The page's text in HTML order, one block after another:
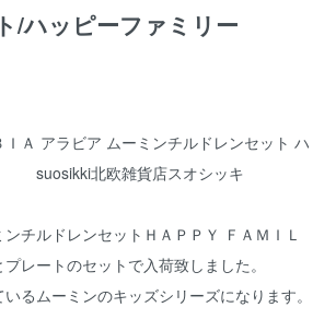
/ハッピーファミリー
ＩＡ アラビア ムーミンチルドレンセット ハ
suosikki北欧雑貨店スオシッキ
チルドレンセットＨＡＰＰＹ ＦＡＭＩＬ
レートのセットで入荷致しました。
るムーミンのキッズシリーズになります。